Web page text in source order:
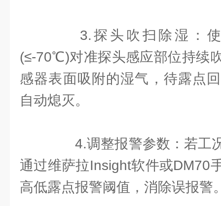
3.探头吹扫除湿：使
(≤-70℃)对准探头感应部位持续
感器表面吸附的湿气，待露点
自动熄灭。
4.调整报警参数：若工
通过维萨拉Insight软件或DM70
高低露点报警阈值，消除误报警